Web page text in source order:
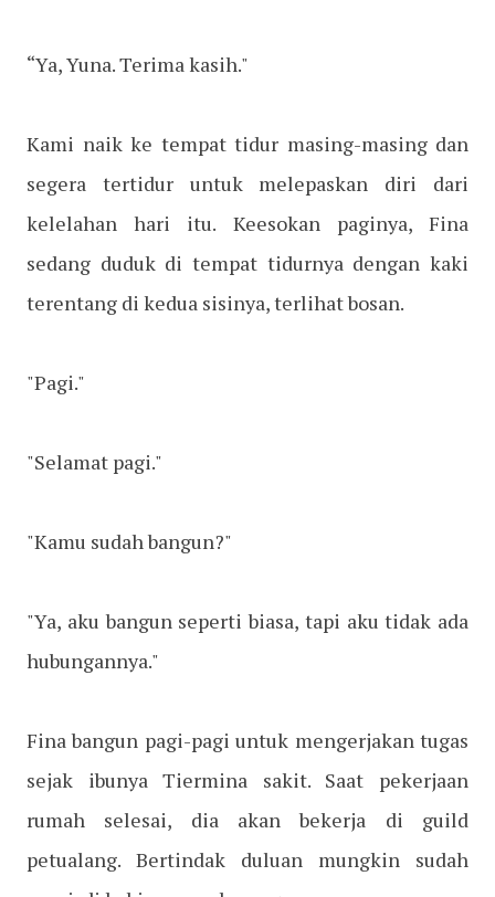
“Ya, Yuna. Terima kasih."
Kami naik ke tempat tidur masing-masing dan
segera tertidur untuk melepaskan diri dari
kelelahan hari itu. Keesokan paginya, Fina
sedang duduk di tempat tidurnya dengan kaki
terentang di kedua sisinya, terlihat bosan.
"Pagi."
"Selamat pagi."
"Kamu sudah bangun?"
"Ya, aku bangun seperti biasa, tapi aku tidak ada
hubungannya."
Fina bangun pagi-pagi untuk mengerjakan tugas
sejak ibunya Tiermina sakit. Saat pekerjaan
rumah selesai, dia akan bekerja di guild
petualang. Bertindak duluan mungkin sudah